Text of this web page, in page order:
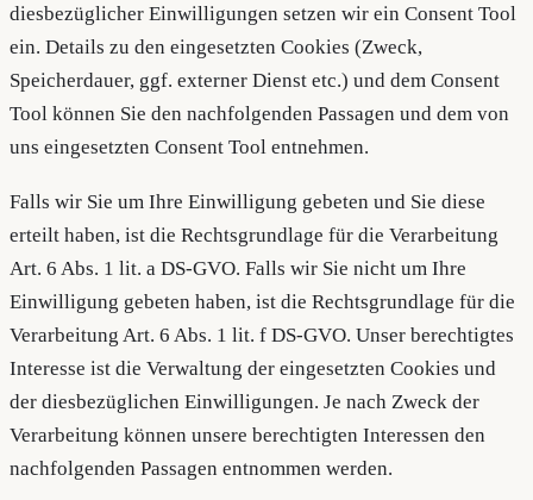
diesbezüglicher Einwilligungen setzen wir ein Consent Tool
ein. Details zu den eingesetzten Cookies (Zweck,
Speicherdauer, ggf. externer Dienst etc.) und dem Consent
Tool können Sie den nachfolgenden Passagen und dem von
uns eingesetzten Consent Tool entnehmen.
Falls wir Sie um Ihre Einwilligung gebeten und Sie diese
erteilt haben, ist die Rechtsgrundlage für die Verarbeitung
Art. 6 Abs. 1 lit. a DS-GVO. Falls wir Sie nicht um Ihre
Einwilligung gebeten haben, ist die Rechtsgrundlage für die
Verarbeitung Art. 6 Abs. 1 lit. f DS-GVO. Unser berechtigtes
Interesse ist die Verwaltung der eingesetzten Cookies und
der diesbezüglichen Einwilligungen. Je nach Zweck der
Verarbeitung können unsere berechtigten Interessen den
nachfolgenden Passagen entnommen werden.